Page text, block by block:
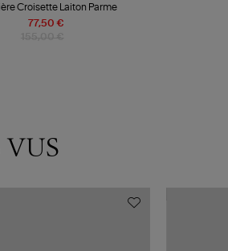
77,50 €
Croisette Laiton Parme
VUS